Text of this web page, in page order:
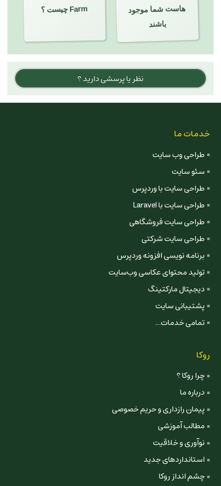
باشند
Farm چیست ؟
نظر یا پرسشی دارید ؟
خدمات ما
طراحی وب سایت
سئو سایت
طراحی سایت با وردپرس
طراحی سایت با Laravel
طراحی سایت فروشگاهی
طراحی سایت شرکتی
برنامه نویسی افزونه وردپرس
تولید محتوای عکاسی وب‌سایت
دیجیتال مارکتینگ
پشتیبانی سایت
تمامی خدمات...
روکا
چرا روکا ؟
درباره ما
پیمان رازداری و حریم خصوصی
مطالب آموزشی
نوآوری و خلاقیت
استانداردهای جدید
چشم انداز روکا